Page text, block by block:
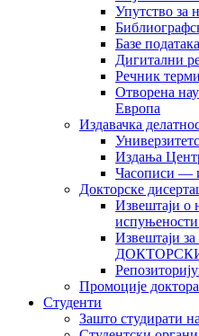
Упутство за
Базе
Дигитални
Рeчник
Отворена
Европа
Издавачка
Издања
Часописи —
Докторске
Извештаји о
испуњености
Извештаји
Промоције
Студенти
Зашто студирати